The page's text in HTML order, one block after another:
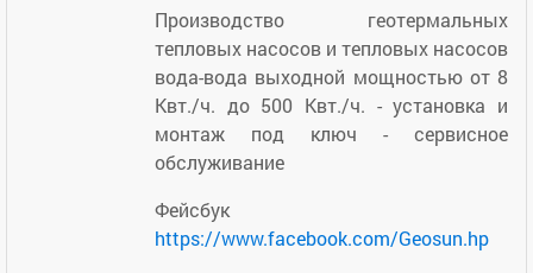
Производство геотермальных
тепловых насосов и тепловых насосов
вода-вода выходной мощностью от 8
Квт./ч. до 500 Квт./ч. - установка и
монтаж под ключ - сервисное
обслуживание
Фейсбук
https://www.facebook.com/Geosun.hp